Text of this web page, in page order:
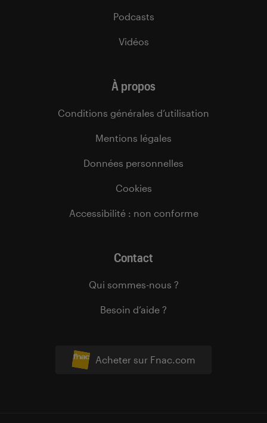
Acheter sur Fnac.com
Podcasts
Vidéos
À propos
Conditions générales d’utilisation
Mentions légales
Données personnelles
Cookies
Accessibilité : non conforme
Contact
Qui sommes-nous ?
Besoin d’aide ?